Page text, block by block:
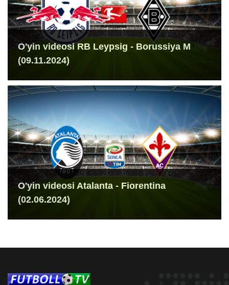
O'yin videosi RB Leypsig - Borussiya M
(09.11.2024)
O'yin videosi Atalanta - Fiorentina
(02.06.2024)